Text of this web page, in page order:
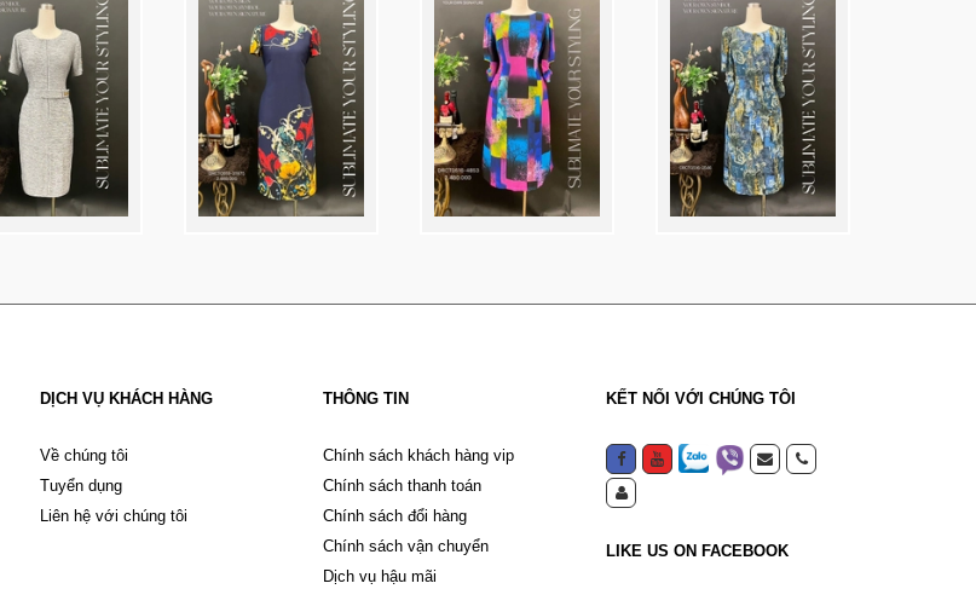
DỊCH VỤ KHÁCH HÀNG
Về chúng tôi
Tuyển dụng
Liên hệ với chúng tôi
THÔNG TIN
Chính sách khách hàng vip
Chính sách thanh toán
Chính sách đổi hàng
Chính sách vận chuyển
Dịch vụ hậu mãi
KẾT NỐI VỚI CHÚNG TÔI
LIKE US ON FACEBOOK